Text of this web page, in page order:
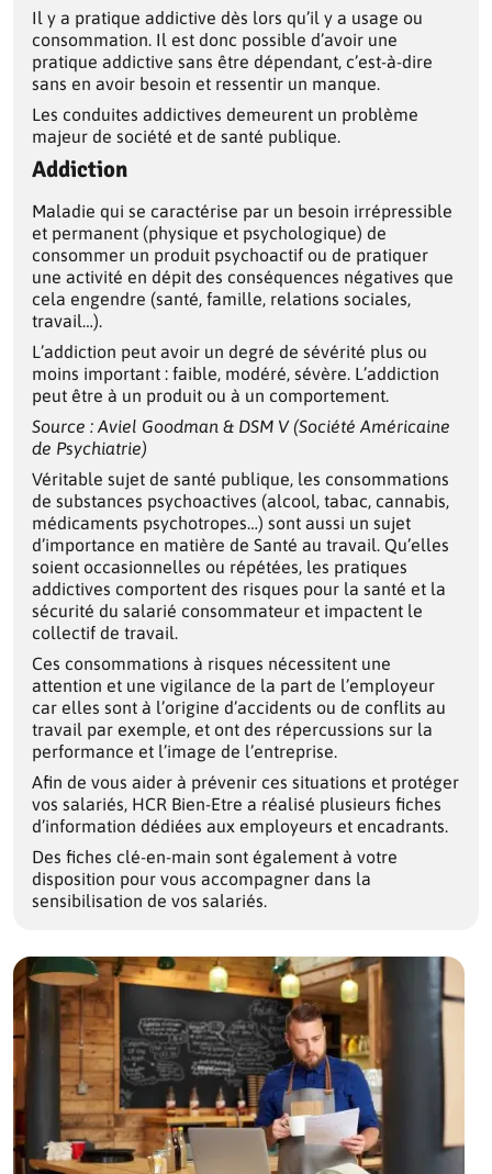
Il y a pratique addictive dès lors qu’il y a usage ou
consommation. Il est donc possible d’avoir une
pratique addictive sans être dépendant, c’est-à-dire
sans en avoir besoin et ressentir un manque.
Les conduites addictives demeurent un problème
majeur de société et de santé publique.
Addiction
Maladie qui se caractérise par un besoin irrépressible
et permanent (physique et psychologique) de
consommer un produit psychoactif ou de pratiquer
une activité en dépit des conséquences négatives que
cela engendre (santé, famille, relations sociales,
travail…).
L’addiction peut avoir un degré de sévérité plus ou
moins important : faible, modéré, sévère. L’addiction
peut être à un produit ou à un comportement.
Source : Aviel Goodman & DSM V (Société Américaine
de Psychiatrie)
Véritable sujet de santé publique, les consommations
de substances psychoactives (alcool, tabac, cannabis,
médicaments psychotropes…) sont aussi un sujet
d’importance en matière de Santé au travail. Qu’elles
soient occasionnelles ou répétées, les pratiques
addictives comportent des risques pour la santé et la
sécurité du salarié consommateur et impactent le
collectif de travail.
Ces consommations à risques nécessitent une
attention et une vigilance de la part de l’employeur
car elles sont à l’origine d’accidents ou de conflits au
travail par exemple, et ont des répercussions sur la
performance et l’image de l’entreprise.
Afin de vous aider à prévenir ces situations et protéger
vos salariés, HCR Bien-Etre a réalisé plusieurs fiches
d’information dédiées aux employeurs et encadrants.
Des fiches clé-en-main sont également à votre
disposition pour vous accompagner dans la
sensibilisation de vos salariés.